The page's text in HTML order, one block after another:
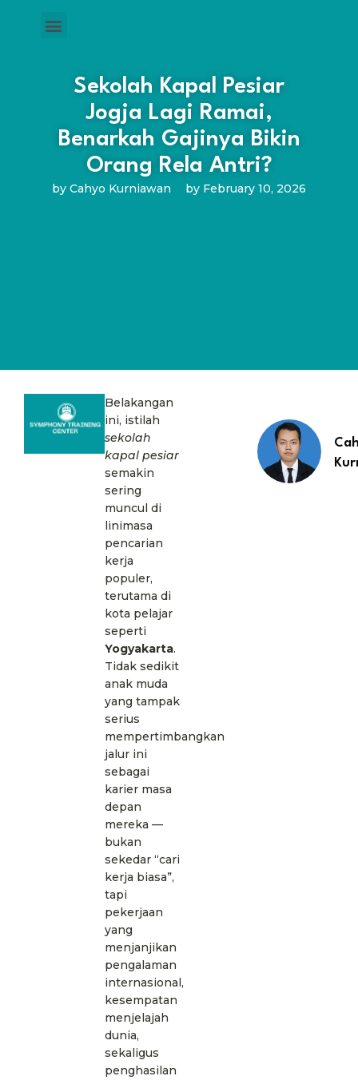
Sekolah Kapal Pesiar
Jogja Lagi Ramai,
Benarkah Gajinya Bikin
Orang Rela Antri?
by Cahyo Kurniawan by February 10, 2026
Belakangan
ini, istilah
sekolah
kapal pesiar
semakin
sering
muncul di
linimasa
pencarian
kerja
populer,
terutama di
kota pelajar
seperti
Yogyakarta.
Tidak sedikit
anak muda
yang tampak
serius
mempertimbangkan
jalur ini
sebagai
karier masa
depan
mereka —
bukan
sekedar “cari
kerja biasa”,
tapi
pekerjaan
yang
menjanjikan
pengalaman
internasional,
kesempatan
menjelajah
dunia,
sekaligus
penghasilan